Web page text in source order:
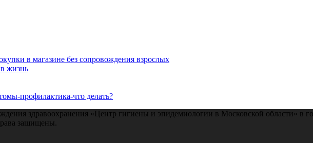
в магазине без сопровождения взрослых
жизнь
профилактика-что делать?
здравоохранения «Центр гигиены и эпидемиологии в Московской области» в
защищены.